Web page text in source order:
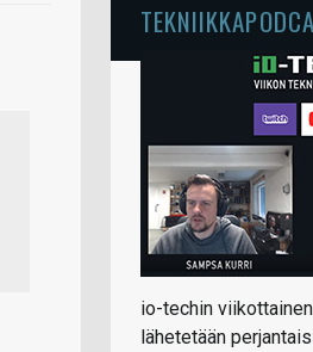
io-techin
lähetetään